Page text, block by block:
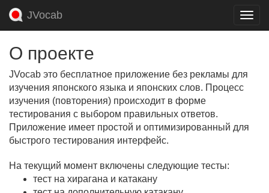
JVocab
О проекте
JVocab это бесплатное приложение без рекламы для
изучения японского языка и японских слов. Процесс
изучения (повторения) происходит в форме
тестирования с выбором правильных ответов.
Приложение имеет простой и оптимизированный для
быстрого тестирования интерфейс.
На текущий момент включены следующие тесты:
тест на хирагана и катакану